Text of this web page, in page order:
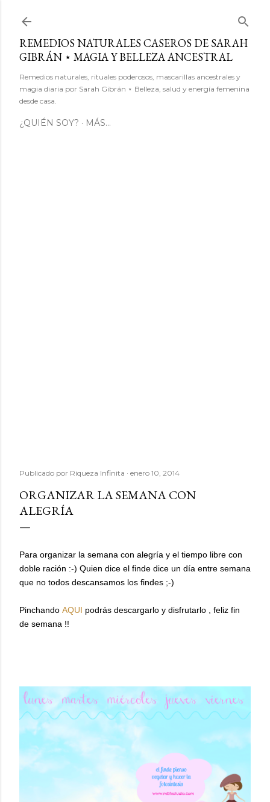
REMEDIOS NATURALES CASEROS DE SARAH
GIBRÁN ⋆ MAGIA Y BELLEZA ANCESTRAL
Remedios naturales, rituales poderosos, mascarillas ancestrales y
magia diaria por Sarah Gibrán ⋆ Belleza, salud y energía femenina
desde casa.
¿QUIÉN SOY? MÁS…
Publicado por Riqueza Infinita enero 10, 2014
ORGANIZAR LA SEMANA CON
ALEGRÍA
Para organizar la semana con alegría y el tiempo libre con
doble ración :-) Quien dice el finde dice un día entre semana
que no todos descansamos los findes ;-)
Pinchando AQUI podrás descargarlo y disfrutarlo , feliz fin
de semana !!